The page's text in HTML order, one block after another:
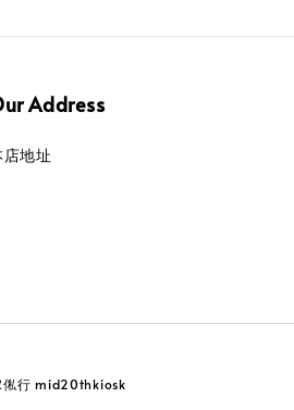
Address
店地址
行 mid20thkiosk